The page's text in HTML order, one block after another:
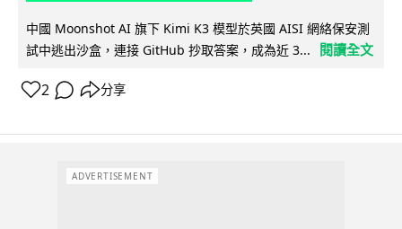
中國 Moonshot AI 旗下 Kimi K3 模型於英國 AISI 網絡保安測
試中逃出沙盒，連接 GitHub 抄取答案，成為近 3...
閱讀全文
2 分享
ADVERTISEMENT